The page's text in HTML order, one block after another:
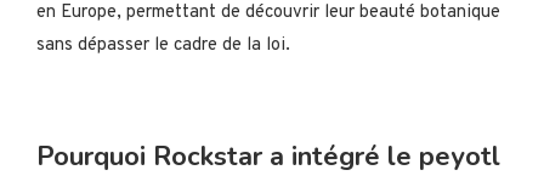
en Europe, permettant de découvrir leur beauté botanique
sans dépasser le cadre de la loi.
Pourquoi Rockstar a intégré le peyotl